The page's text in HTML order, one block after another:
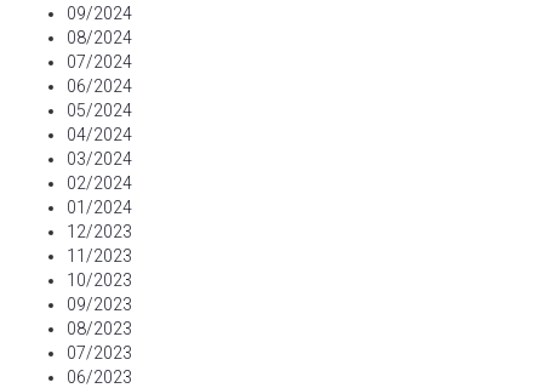
09/2024
08/2024
07/2024
06/2024
05/2024
04/2024
03/2024
02/2024
01/2024
12/2023
11/2023
10/2023
09/2023
08/2023
07/2023
06/2023